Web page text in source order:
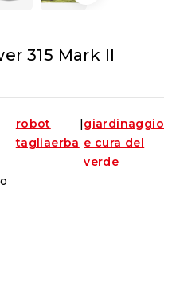
315 Mark II
robot
tagliaerba
|giardinaggio
e cura del
verde